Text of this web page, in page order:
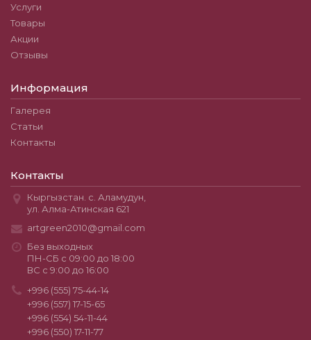
Услуги
Товары
Акции
Отзывы
Информация
Галерея
Статьи
Контакты
Контакты
Кыргызстан. с. Аламудун,
ул. Алма-Атинская 621
artgreen2010@gmail.com
Без выходных
ПН-СБ с 09:00 до 18:00
ВС с 9:00 до 16:00
+996 (555) 75-44-14
+996 (557) 17-15-65
+996 (554) 54-11-44
+996 (550) 17-11-77